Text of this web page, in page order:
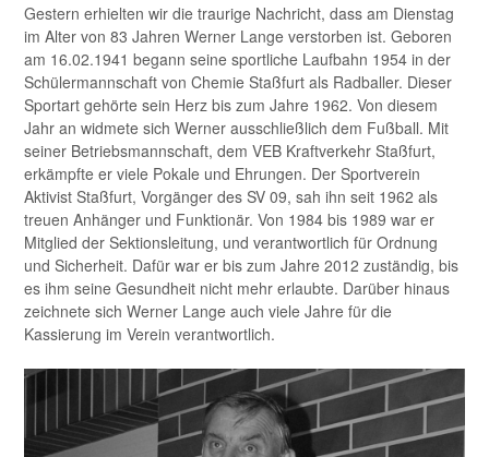
Gestern erhielten wir die traurige Nachricht, dass am Dienstag
im Alter von 83 Jahren Werner Lange verstorben ist. Geboren
am 16.02.1941 begann seine sportliche Laufbahn 1954 in der
Schülermannschaft von Chemie Staßfurt als Radballer. Dieser
Sportart gehörte sein Herz bis zum Jahre 1962. Von diesem
Jahr an widmete sich Werner ausschließlich dem Fußball. Mit
seiner Betriebsmannschaft, dem VEB Kraftverkehr Staßfurt,
erkämpfte er viele Pokale und Ehrungen. Der Sportverein
Aktivist Staßfurt, Vorgänger des SV 09, sah ihn seit 1962 als
treuen Anhänger und Funktionär. Von 1984 bis 1989 war er
Mitglied der Sektionsleitung, und verantwortlich für Ordnung
und Sicherheit. Dafür war er bis zum Jahre 2012 zuständig, bis
es ihm seine Gesundheit nicht mehr erlaubte. Darüber hinaus
zeichnete sich Werner Lange auch viele Jahre für die
Kassierung im Verein verantwortlich.